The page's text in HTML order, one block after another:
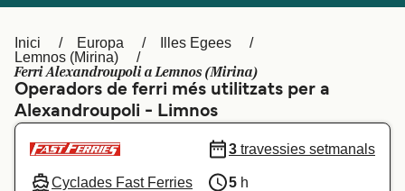
Ελλάδα Belgique (FR)
Polska Deutschland
Schweiz (DE) Norge
Україна
المغرب Maroc (FR)
Inici Europa
Illes Egees
Lemnos (Mirina)
Ferri Alexandroupoli a Lemnos (Mirina)
Operadors de ferri més utilitzats per a
Alexandroupoli - Limnos
Cyclades Fast Ferries
3 travessies setmanals
5 h